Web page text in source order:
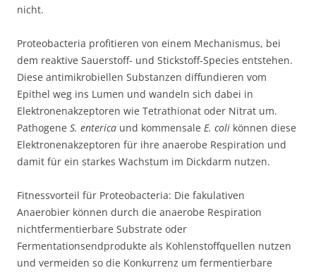
nicht.
Proteobacteria profitieren von einem Mechanismus, bei
dem reaktive Sauerstoff- und Stickstoff-Species entstehen.
Diese antimikrobiellen Substanzen diffundieren vom
Epithel weg ins Lumen und wandeln sich dabei in
Elektronenakzeptoren wie Tetrathionat oder Nitrat um.
Pathogene S. enterica und kommensale E. coli können diese
Elektronenakzeptoren für ihre anaerobe Respiration und
damit für ein starkes Wachstum im Dickdarm nutzen.
Fitnessvorteil für Proteobacteria: Die fakulativen
Anaerobier können durch die anaerobe Respiration
nichtfermentierbare Substrate oder
Fermentationsendprodukte als Kohlenstoffquellen nutzen
und vermeiden so die Konkurrenz um fermentierbare